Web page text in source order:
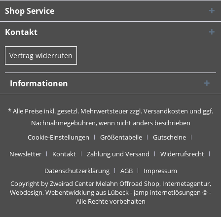
Shop Service
Kontakt
Vertrag widerrufen
Informationen
* Alle Preise inkl. gesetzl. Mehrwertsteuer zzgl.Versandkosten und ggf.
Nachnahmegebühren, wenn nicht anders beschrieben
Cookie-Einstellungen
Größentabelle
Gutscheine
Newsletter
Kontakt Zahlung und Versand
Widerrufsrecht
Datenschutzerklärung
AGB
Impressum
Copyright by Zweirad Center Melahn Offroad Shop, Internetagentur,
Webdesign, Webentwicklung aus Lübeck - jamp internetlösungen © -
Alle Rechte vorbehalten